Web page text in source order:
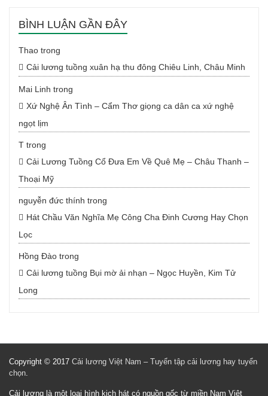
BÌNH LUẬN GẦN ĐÂY
Thao trong
Cải lương tuồng xuân hạ thu đông Chiêu Linh, Châu Minh
Mai Linh trong
Xứ Nghệ Ân Tình – Cẩm Thơ giọng ca dân ca xứ nghệ
ngọt lịm
T trong
Cải Lương Tuồng Cổ Đưa Em Về Quê Mẹ – Châu Thanh –
Thoại Mỹ
nguyễn đức thính trong
Hát Chầu Văn Nghĩa Mẹ Công Cha Đinh Cương Hay Chọn
Lọc
Hồng Đào trong
Cải lương tuồng Bụi mờ ải nhạn – Ngọc Huyền, Kim Tử
Long
Copyright © 2017 Cải lương Việt Nam – Tuyển tập cải lương hay tuyển
chọn.
Cải lương là một loại hình kịch hát có nguồn gốc từ miền Nam Việt